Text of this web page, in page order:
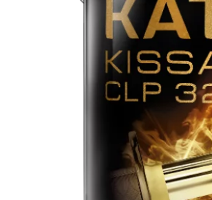
Многофункциональные масла
Синтетические масла